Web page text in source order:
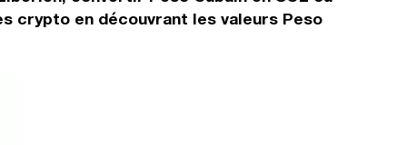
crypto en découvrant les valeurs Peso